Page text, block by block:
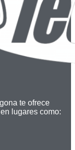
te ofrece
lugares como: